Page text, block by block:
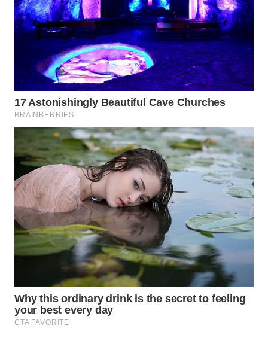
WAHANA
SELEB
WAHANA
PERSONA
WAHANA
WAHANA
HEALTH
WAHANA
DESA
WISATA
LAPAK
Wahana
Network